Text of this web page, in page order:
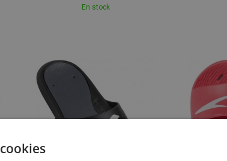
En stock